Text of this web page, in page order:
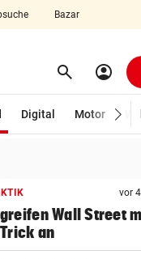
Bazar
search Suchen
account_circle
Digital
Motor
vor
Wall Street
an